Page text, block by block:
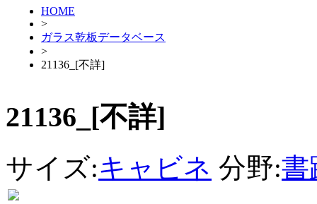
HOME
>
ガラス乾板データベース
>
21136_[不詳]
21136_[不詳]
サイズ:キャビネ 分野:書